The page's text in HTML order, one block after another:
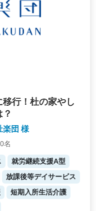
行！杜の家やし
楽団 様
名
就労継続支援A型
放課後等デイサービス
短期入所生活介護